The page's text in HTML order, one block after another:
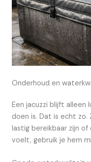
Onderhoud en
Een jacuzzi blijft alleen
doen is. Dat is echt
lastig bereikbaar zijn
voelt, gebruik je hem